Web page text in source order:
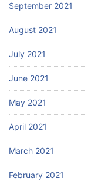
September 2021
August 2021
July 2021
June 2021
May 2021
April 2021
March 2021
February 2021